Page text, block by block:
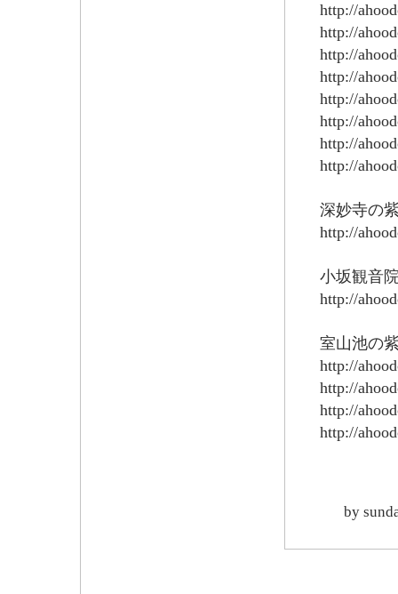
http://
http://
http://
http://
http://
http://
http://
http://
深妙寺の
http://
小坂観音
http://
室山池の
http://
http://
http://
http://
by